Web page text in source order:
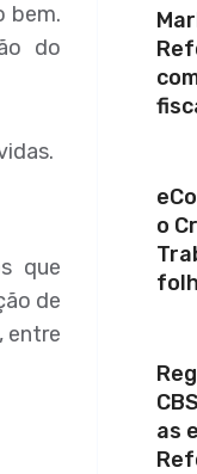
bem.
do
que
de
entre
o
as